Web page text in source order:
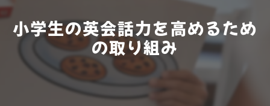
小学生の英会話力を高めるため
の取り組み